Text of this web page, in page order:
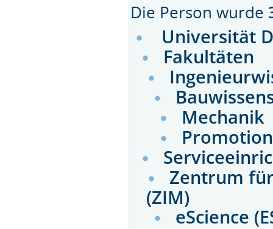
Die Person wurde
Universität
Fakultäten
Mechanik
Zentrum
(ZIM)
eScience